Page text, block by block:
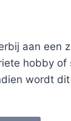
aan een
hobby
wordt